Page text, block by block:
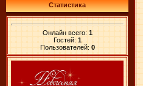
Статистика
Онлайн всего: 1
Гостей: 1
Пользователей: 0